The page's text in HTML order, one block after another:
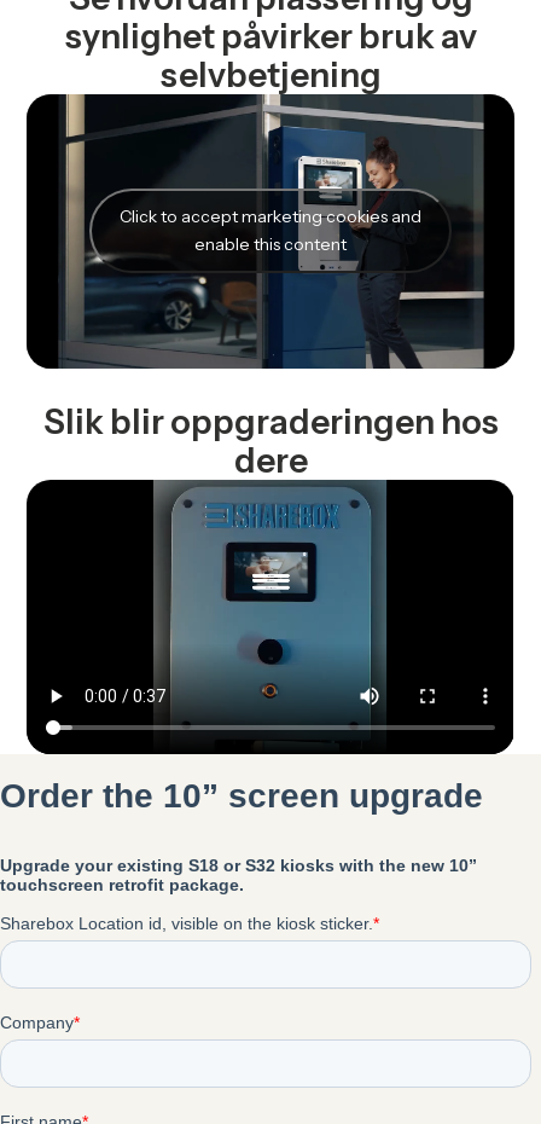
synlighet påvirker bruk av
selvbetjening
Click to accept marketing cookies and
enable this content
Slik blir oppgraderingen hos
dere